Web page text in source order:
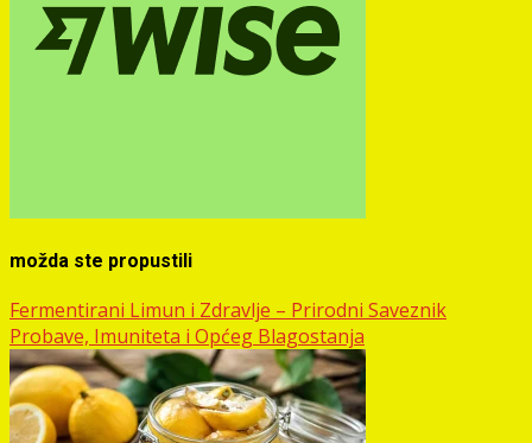
možda ste propustili
Fermentirani Limun i Zdravlje – Prirodni Saveznik
Probave, Imuniteta i Općeg Blagostanja